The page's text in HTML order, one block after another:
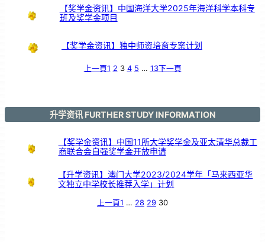
【奖学金资讯】中国海洋大学2025年海洋科学本科专
班及奖学金项目
【奖学金资讯】独中师资培育专案计划
上一頁1 2 3 4 5 … 13下一頁
升学资讯 FURTHER STUDY INFORMATION
【奖学金资讯】中国11所大学奖学金及亚太清华总裁工
商联合会自强奖学金开放申请
【升学资讯】澳门大学2023/2024学年「马来西亚华
文独立中学校长推荐入学」计划
上一頁1 … 28 29 30